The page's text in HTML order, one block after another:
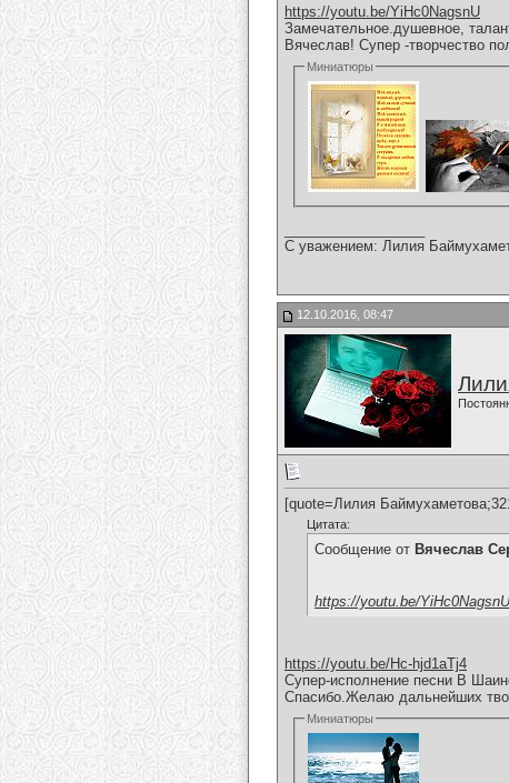
https://youtu.be/YiHc0NagsnU
Замечательное.душевное,
Вячеслав! Супер -творчество
Миниатюры
С уважением: Лилия
12.10.2016, 08:47
[quote=Лилия
Цитата:
Сообщение от Вячеслав
https://youtu.be/YiHc0NagsnU
https://youtu.be/Hc-hjd1aTj4
Супер-исполнение песни В
Спасибо.Желаю дальнейших
Миниатюры